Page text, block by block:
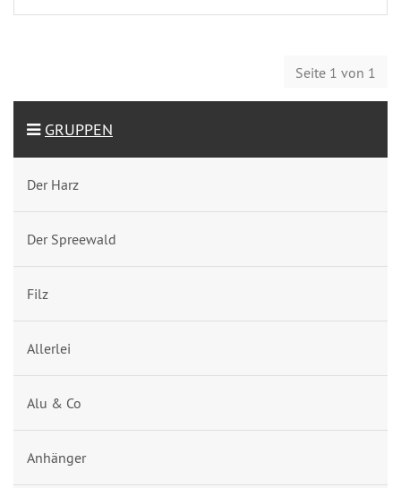
Seite 1 von 1
GRUPPEN
Der Harz
Der Spreewald
Filz
Allerlei
Alu & Co
Anhänger